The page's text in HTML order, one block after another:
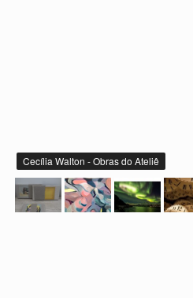
Cecília Walton - Obras do Ateliê